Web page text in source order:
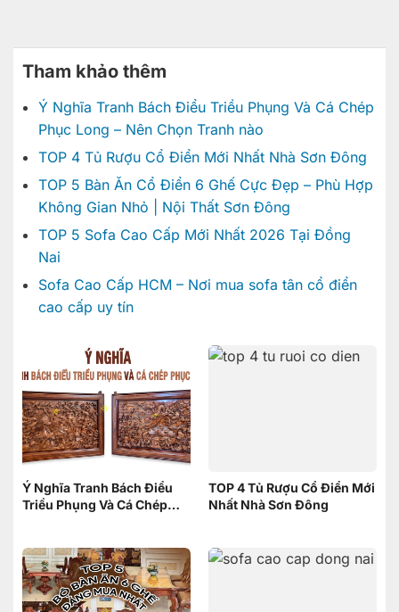
Tham khảo thêm
Ý Nghĩa Tranh Bách Điểu Triều Phụng Và Cá Chép
Phục Long – Nên Chọn Tranh nào
TOP 4 Tủ Rượu Cổ Điển Mới Nhất Nhà Sơn Đông
TOP 5 Bàn Ăn Cổ Điển 6 Ghế Cực Đẹp – Phù Hợp
Không Gian Nhỏ | Nội Thất Sơn Đông
TOP 5 Sofa Cao Cấp Mới Nhất 2026 Tại Đồng
Nai
Sofa Cao Cấp HCM – Nơi mua sofa tân cổ điển
cao cấp uy tín
Ý Nghĩa Tranh Bách Điểu
Triều Phụng Và Cá Chép
TOP 4 Tủ Rượu Cổ Điển Mới
Nhất Nhà Sơn Đông